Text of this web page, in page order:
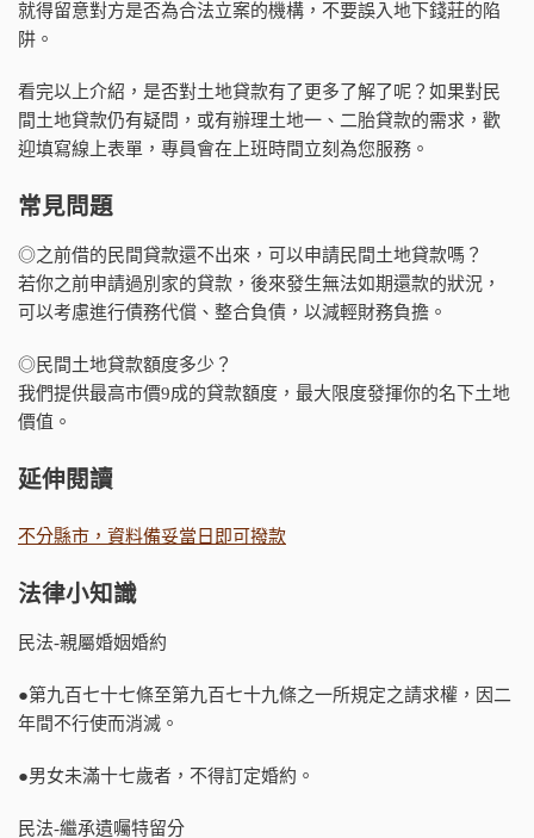
就得留意對方是否為合法立案的機構，不要誤入地下錢莊的陷
阱。
看完以上介紹，是否對土地貸款有了更多了解了呢？如果對民
間土地貸款仍有疑問，或有辦理土地一、二胎貸款的需求，歡
迎填寫線上表單，專員會在上班時間立刻為您服務。
常見問題
◎之前借的民間貸款還不出來，可以申請民間土地貸款嗎？
若你之前申請過別家的貸款，後來發生無法如期還款的狀況，
可以考慮進行債務代償、整合負債，以減輕財務負擔。
◎民間土地貸款額度多少？
我們提供最高市價9成的貸款額度，最大限度發揮你的名下土地
價值。
延伸閱讀
不分縣市，資料備妥當日即可撥款
法律小知識
民法-親屬婚姻婚約
●第九百七十七條至第九百七十九條之一所規定之請求權，因二
年間不行使而消滅。
●男女未滿十七歲者，不得訂定婚約。
民法-繼承遺囑特留分